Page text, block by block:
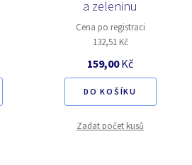
a zeleninu
Cena po registraci
132,51 Kč
159,00Kč
DO KOŠÍKU
Zadat počet kusů